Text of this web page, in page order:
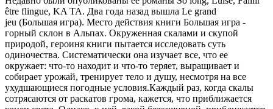
être flingue, KA TA. Два года назад вышла Le grand
jeu (Большая игра). Место действия книги Большая игра -
горный склон в Альпах. Окруженная скалами и скупой
природой, героиня книги пытается исследовать суть
одиночества. Систематически она изучает все, что ее
окружает: что-то находит и что-то теряет, выращивает и
собирает урожай, тренирует тело и душу, несмотря на все
ухудшающиеся погодные условия.Каждый раз, когда скалы
сотрясаются от раскатов грома, кажется, что приближается